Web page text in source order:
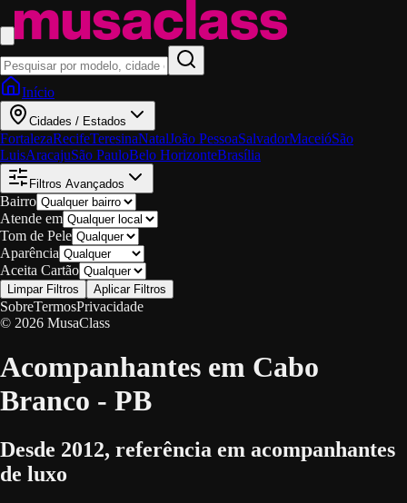
Início
Cidades / Estados
FortalezaRecifeTeresinaNatalJoão PessoaSalvadorMaceióSão
LuisAracajuSão PauloBelo HorizonteBrasília
Filtros Avançados
Bairro
Atende em
Tom de Pele
Aparência
Aceita Cartão
Limpar Filtros Aplicar Filtros
SobreTermosPrivacidade
© 2026 MusaClass
Acompanhantes em Cabo
Branco - PB
Desde 2012, referência em acompanhantes
de luxo